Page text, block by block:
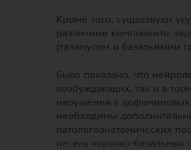
Кроме того, существуют
различные компоненты
(таламусом и базальными
Было показано, что
возбуждающих, так и в
нарушения в дофаминовых
необходимы
патологоанатомических
петель кортико-